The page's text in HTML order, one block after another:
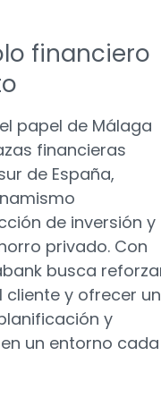
financiero
papel de Málaga
financieras
de España,
de inversión y
privado. Con
busca
y ofrecer un
y
un entorno cada